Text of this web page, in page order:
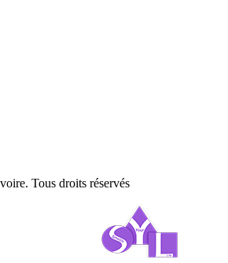
Tous droits réservés